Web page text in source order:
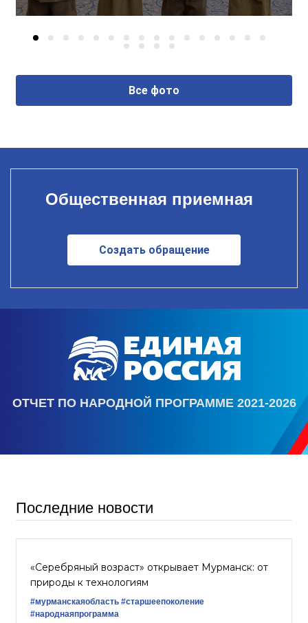
Все фото
Общественная приемная
Создать обращение
ОТЧЕТ ПО НАРОДНОЙ ПРОГРАММЕ 2021-2026
Последние новости
«Серебряный возраст» открывает Мурманск: от
природы к технологиям
#мурманскаяобласть #старшеепоколение
#народнаяпрограмма